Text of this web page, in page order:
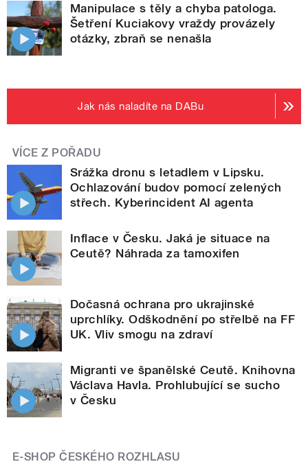
Manipulace s těly a chyba patologa.
Šetření Kuciakovy vraždy provázely
otázky, zbraň se nenašla
Jak nás naladíte na DABu
VÍCE Z POŘADU
Srážka dronu s letadlem v Lipsku.
Ochlazování budov pomocí zelených
střech. Kyberincident AI agenta
Inflace v Česku. Jaká je situace na
Ceutě? Náhrada za tamoxifen
Dočasná ochrana pro ukrajinské
uprchlíky. Odškodnění po střelbě na FF
UK. Vliv smogu na zdraví
Migranti ve španělské Ceutě. Knihovna
Václava Havla. Prohlubující se sucho
v Česku
E-SHOP ČESKÉHO ROZHLASU